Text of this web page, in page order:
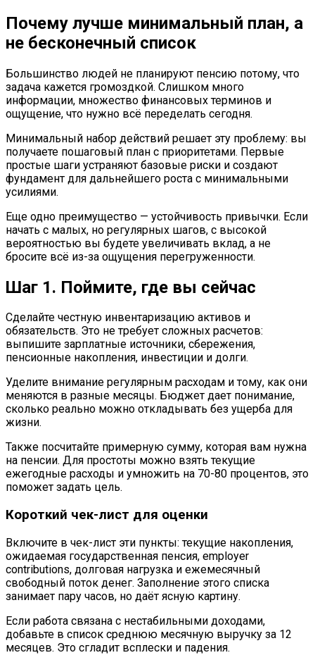
Почему лучше минимальный план, а
не бесконечный список
Большинство людей не планируют пенсию потому, что
задача кажется громоздкой. Слишком много
информации, множество финансовых терминов и
ощущение, что нужно всё переделать сегодня.
Минимальный набор действий решает эту проблему: вы
получаете пошаговый план с приоритетами. Первые
простые шаги устраняют базовые риски и создают
фундамент для дальнейшего роста с минимальными
усилиями.
Еще одно преимущество — устойчивость привычки. Если
начать с малых, но регулярных шагов, с высокой
вероятностью вы будете увеличивать вклад, а не
бросите всё из-за ощущения перегруженности.
Шаг 1. Поймите, где вы сейчас
Сделайте честную инвентаризацию активов и
обязательств. Это не требует сложных расчетов:
выпишите зарплатные источники, сбережения,
пенсионные накопления, инвестиции и долги.
Уделите внимание регулярным расходам и тому, как они
меняются в разные месяцы. Бюджет дает понимание,
сколько реально можно откладывать без ущерба для
жизни.
Также посчитайте примерную сумму, которая вам нужна
на пенсии. Для простоты можно взять текущие
ежегодные расходы и умножить на 70-80 процентов, это
поможет задать цель.
Короткий чек-лист для оценки
Включите в чек-лист эти пункты: текущие накопления,
ожидаемая государственная пенсия, employer
contributions, долговая нагрузка и ежемесячный
свободный поток денег. Заполнение этого списка
занимает пару часов, но даёт ясную картину.
Если работа связана с нестабильными доходами,
добавьте в список среднюю месячную выручку за 12
месяцев. Это сгладит всплески и падения.